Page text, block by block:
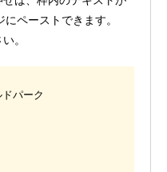
ペーストできます。
。
パーク